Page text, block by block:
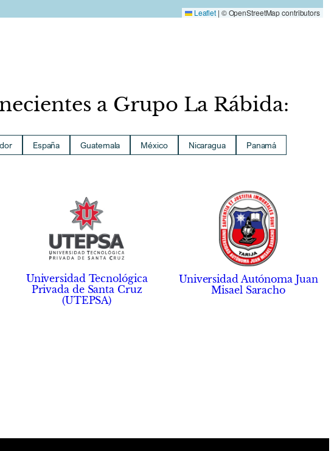
Leaflet | © OpenStreetMap contributors
a Grupo La Rábida:
España Guatemala México Nicaragua
Panamá
Universidad Tecnológica
Privada de Santa Cruz
(UTEPSA)
Universidad Autónoma Juan
Misael Saracho